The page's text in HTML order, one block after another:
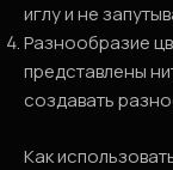
иглу и не
Разнообразие
представлены
создавать
Как